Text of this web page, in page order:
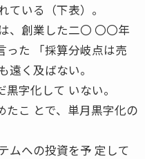
ている（下表）。
、創業した二〇 〇〇年
った 「採算分岐点は売
遠く及ばない。
字化して いない。
たこ とで、単月黒字化の
ムへの投資を予 定して